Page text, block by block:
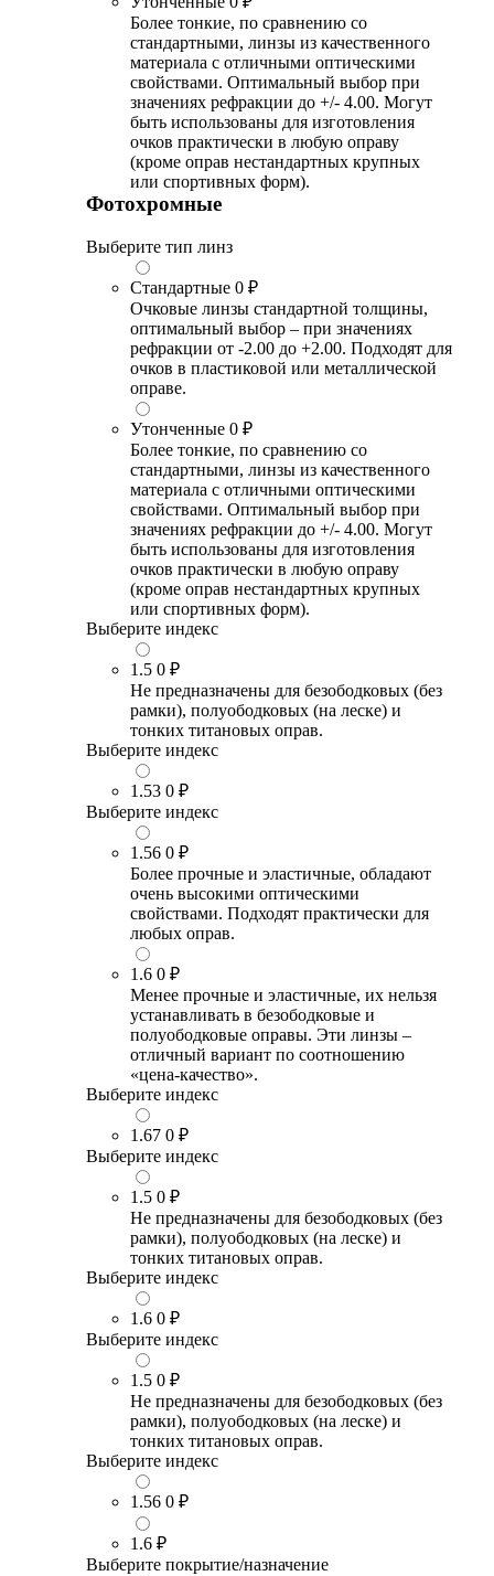
Более тонкие, по сравнению со
стандартными, линзы из качественного
материала с отличными оптическими
свойствами. Оптимальный выбор при
значениях рефракции до +/- 4.00. Могут
быть использованы для изготовления
очков практически в любую оправу
(кроме оправ нестандартных крупных
или спортивных форм).
Фотохромные
Выберите тип линз
Стандартные 0 ₽
Очковые линзы стандартной толщины,
оптимальный выбор – при значениях
рефракции от -2.00 до +2.00. Подходят для
очков в пластиковой или металлической
оправе.
Утонченные 0 ₽
Более тонкие, по сравнению со
стандартными, линзы из качественного
материала с отличными оптическими
свойствами. Оптимальный выбор при
значениях рефракции до +/- 4.00. Могут
быть использованы для изготовления
очков практически в любую оправу
(кроме оправ нестандартных крупных
или спортивных форм).
Выберите индекс
1.5 0 ₽
Не предназначены для безободковых (без
рамки), полуободковых (на леске) и
тонких титановых оправ.
Выберите индекс
1.53 0 ₽
Выберите индекс
1.56 0 ₽
Более прочные и эластичные, обладают
очень высокими оптическими
свойствами. Подходят практически для
любых оправ.
1.6 0 ₽
Менее прочные и эластичные, их нельзя
устанавливать в безободковые и
полуободковые оправы. Эти линзы –
отличный вариант по соотношению
«цена-качество».
Выберите индекс
1.67 0 ₽
Выберите индекс
1.5 0 ₽
Не предназначены для безободковых (без
рамки), полуободковых (на леске) и
тонких титановых оправ.
Выберите индекс
1.6 0 ₽
Выберите индекс
1.5 0 ₽
Не предназначены для безободковых (без
рамки), полуободковых (на леске) и
тонких титановых оправ.
Выберите индекс
1.56 0 ₽
1.6 ₽
Выберите покрытие/назначение